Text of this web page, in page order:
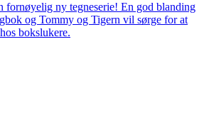
fornøyelig ny tegneserie! En god blanding
og Tommy og Tigern vil sørge for at
bokslukere.